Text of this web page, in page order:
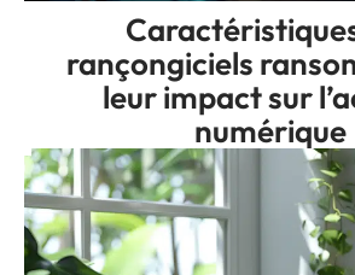
rançongiciels
leur impact sur
numérique